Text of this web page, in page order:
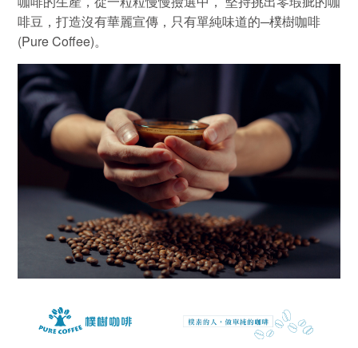
啡豆，打造沒有華麗宣傳，只有單純味道的─樸樹咖啡
(Pure Coffee)。